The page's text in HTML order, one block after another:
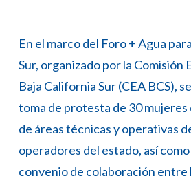
En el marco del Foro + Agua
Sur, organizado por la Comisión
Baja California Sur (CEA BCS),
toma de protesta de 30
de áreas técnicas y operativas
operadores del estado, así
convenio de colaboración entre